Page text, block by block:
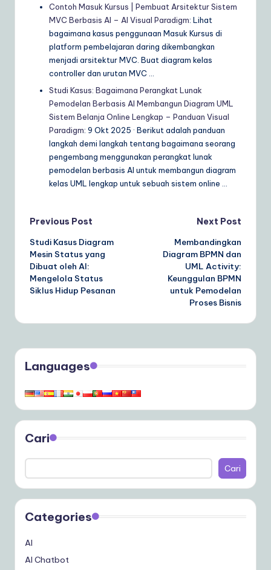
Contoh Masuk Kursus | Pembuat Arsitektur Sistem
MVC Berbasis AI – AI Visual Paradigm: Lihat
bagaimana kasus penggunaan Masuk Kursus di
platform pembelajaran daring dikembangkan
menjadi arsitektur MVC. Buat diagram kelas
controller dan urutan MVC …
Studi Kasus: Bagaimana Perangkat Lunak
Pemodelan Berbasis AI Membangun Diagram UML
Sistem Belanja Online Lengkap – Panduan Visual
Paradigm: 9 Okt 2025 · Berikut adalah panduan
langkah demi langkah tentang bagaimana seorang
pengembang menggunakan perangkat lunak
pemodelan berbasis AI untuk membangun diagram
kelas UML lengkap untuk sebuah sistem online …
Post
navigation
Previous Post
Studi Kasus Diagram
Mesin Status yang
Dibuat oleh AI:
Mengelola Status
Siklus Hidup Pesanan
Next Post
Membandingkan
Diagram BPMN dan
UML Activity:
Keunggulan BPMN
untuk Pemodelan
Proses Bisnis
Languages
Cari
Cari
Categories
AI
AI Chatbot